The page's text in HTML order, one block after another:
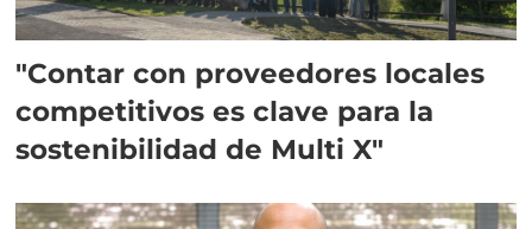
"Contar con proveedores locales
competitivos es clave para la
sostenibilidad de Multi X"